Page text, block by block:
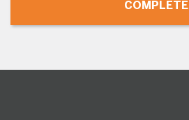
COMPLÈTE